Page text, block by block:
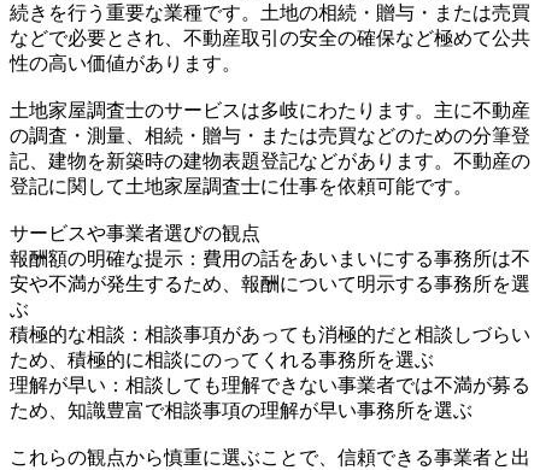
続きを行う重要な業種です。土地の相続・贈与・または売買
などで必要とされ、不動産取引の安全の確保など極めて公共
性の高い価値があります。
土地家屋調査士のサービスは多岐にわたります。主に不動産
の調査・測量、相続・贈与・または売買などのための分筆登
記、建物を新築時の建物表題登記などがあります。不動産の
登記に関して土地家屋調査士に仕事を依頼可能です。
サービスや事業者選びの観点
報酬額の明確な提示：費用の話をあいまいにする事務所は不
安や不満が発生するため、報酬について明示する事務所を選
ぶ
積極的な相談：相談事項があっても消極的だと相談しづらい
ため、積極的に相談にのってくれる事務所を選ぶ
理解が早い：相談しても理解できない事業者では不満が募る
ため、知識豊富で相談事項の理解が早い事務所を選ぶ
これらの観点から慎重に選ぶことで、信頼できる事業者と出